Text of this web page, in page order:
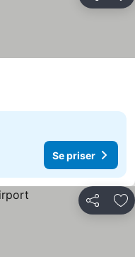
Se priser
Del